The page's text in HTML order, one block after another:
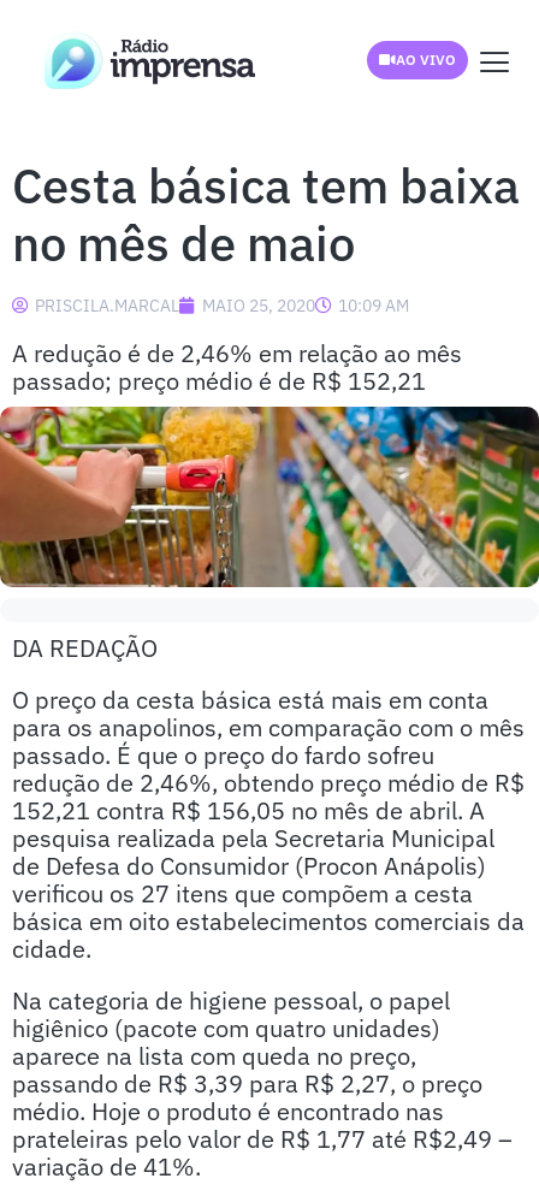
AO VIVO
Cesta básica tem baixa
no mês de maio
PRISCILA.MARCAL MAIO 25, 2020 10:09 AM
A redução é de 2,46% em relação ao mês
passado; preço médio é de R$ 152,21
DA REDAÇÃO
O preço da cesta básica está mais em conta
para os anapolinos, em comparação com o mês
passado. É que o preço do fardo sofreu
redução de 2,46%, obtendo preço médio de R$
152,21 contra R$ 156,05 no mês de abril. A
pesquisa realizada pela Secretaria Municipal
de Defesa do Consumidor (Procon Anápolis)
verificou os 27 itens que compõem a cesta
básica em oito estabelecimentos comerciais da
cidade.
Na categoria de higiene pessoal, o papel
higiênico (pacote com quatro unidades)
aparece na lista com queda no preço,
passando de R$ 3,39 para R$ 2,27, o preço
médio. Hoje o produto é encontrado nas
prateleiras pelo valor de R$ 1,77 até R$2,49 –
variação de 41%.